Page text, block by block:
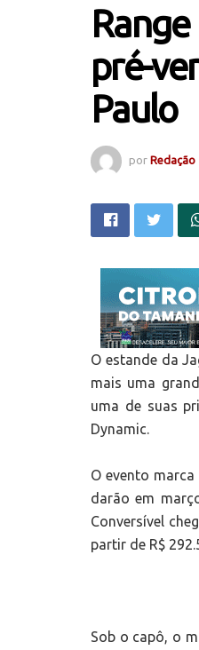
pré-
Paulo
por Redação
O estande da
mais uma
uma de suas
Dynamic.
O evento
darão em
Conversível
partir de R$
Sob o capô, o